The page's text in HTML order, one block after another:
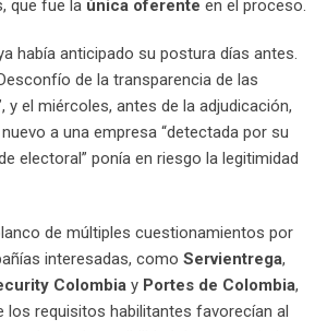
que fue la única oferente en el proceso.
había anticipado su postura días antes.
de la transparencia de las
y el miércoles, antes de la adjudicación,
a una empresa “detectada por su
electoral” ponía en riesgo la legitimidad
de múltiples cuestionamientos por
interesadas, como Servientrega,
Colombia y Portes de Colombia,
los requisitos habilitantes favorecían al